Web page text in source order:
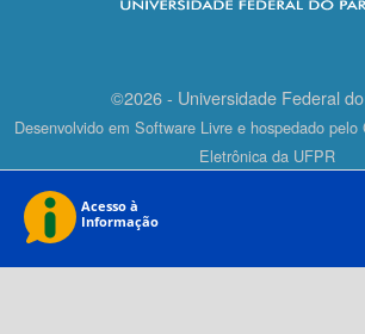
©2026 - Universidade Federal
Desenvolvido em Software Livre e hospedado
Eletrônica da UFPR